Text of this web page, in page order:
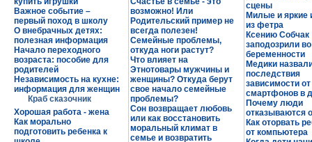
сцены
Милые и яркие
из фетра
Ксению Собчак
заподозрили
беременности
Медики
последствия
зависимости от
смартфонов в
Почему люди
отказываются
Как оторвать
от компьютера
Важное событие –
первый поход в школу
О внебрачных детях:
полезная информация
Начало переходного
возраста: пособие для
родителей
Независимость на кухне:
информация для женщин
Краб сказочник
Хорошая работа - жена
Как морально
подготовить ребенка к
возможно! Или
Родительский пример не
всегда полезен!
Семейные проблемы,
откуда ноги растут?
Что влияет на
Этнотовары мужчины и
женщины? Откуда берут
свое начало семейные
проблемы?
Сон возвращает любовь
или как восстановить
моральный климат в
семье и возвратить